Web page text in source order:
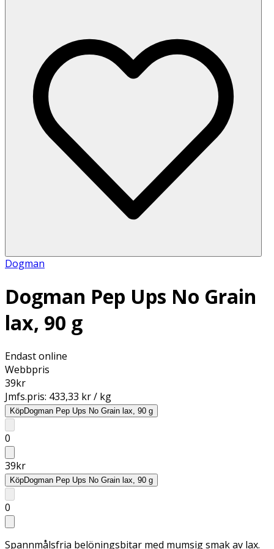
Dogman
Dogman Pep Ups No Grain
lax, 90 g
Endast online
Webbpris
39kr
Jmfs.pris: 433,33 kr / kg
KöpDogman Pep Ups No Grain lax, 90 g
0
39kr
KöpDogman Pep Ups No Grain lax, 90 g
0
Spannmålsfria belöningsbitar med mumsig smak av lax.